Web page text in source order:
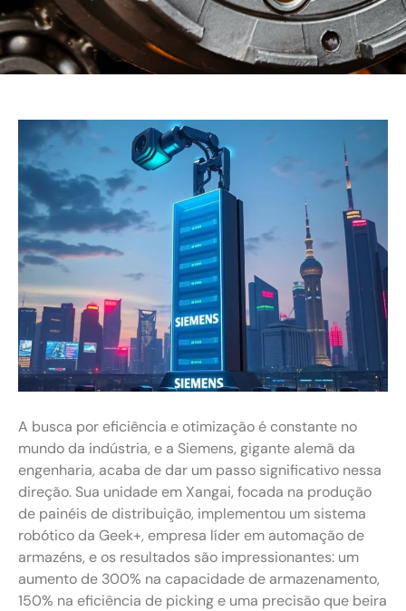
A busca por eficiência e otimização é constante no
mundo da indústria, e a Siemens, gigante alemã da
engenharia, acaba de dar um passo significativo nessa
direção. Sua unidade em Xangai, focada na produção
de painéis de distribuição, implementou um sistema
robótico da Geek+, empresa líder em automação de
armazéns, e os resultados são impressionantes: um
aumento de 300% na capacidade de armazenamento,
150% na eficiência de picking e uma precisão que beira